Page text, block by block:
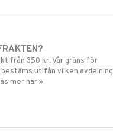
från 350 kr. Vår gräns för
utifån vilken avdelning
mer här »